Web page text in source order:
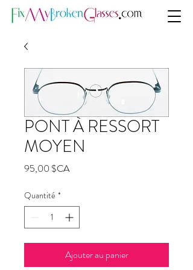
PONT À RESSORT
MOYEN
95,00 $CAPrix
Quantité *
Ajouter au panier